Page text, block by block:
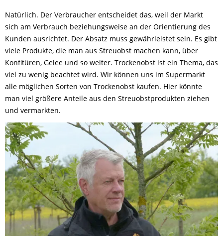
Natürlich. Der Verbraucher entscheidet das, weil der Markt
sich am Verbrauch beziehungsweise an der Orientierung des
Kunden ausrichtet. Der Absatz muss gewährleistet sein. Es gibt
viele Produkte, die man aus Streuobst machen kann, über
Konfitüren, Gelee und so weiter. Trockenobst ist ein Thema, das
viel zu wenig beachtet wird. Wir können uns im Supermarkt
alle möglichen Sorten von Trockenobst kaufen. Hier könnte
man viel größere Anteile aus den Streuobstprodukten ziehen
und vermarkten.